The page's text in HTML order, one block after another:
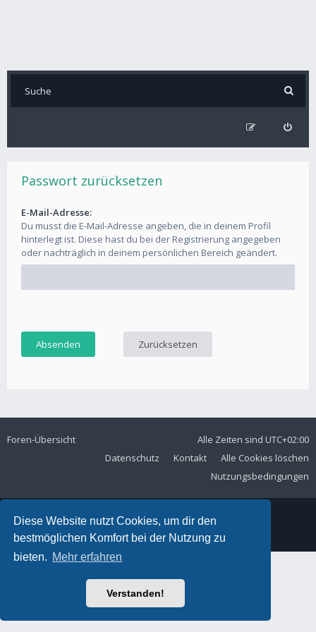
Diese Website nutzt Cookies, um dir den
bestmöglichen Komfort bei der Nutzung zu
bieten. Mehr erfahren
Verstanden!
Passwort zurücksetzen
E-Mail-Adresse:
Du musst die E-Mail-Adresse angeben, die in deinem Profil
hinterlegt ist. Diese hast du bei der Registrierung angegeben
oder nachträglich in deinem persönlichen Bereich geändert.
Foren-Übersicht Alle Zeiten sind UTC+02:00
Alle Cookies löschen
Kontakt
Datenschutz
Nutzungsbedingungen
© MSC Langelsheim e. V. im ADAC